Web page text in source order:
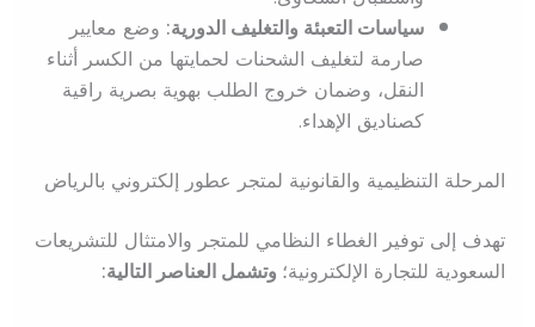
سياسات التعبئة والتغليف الدورية:وضع معايير
صارمة لتغليف الشحنات لحمايتها من الكسر أثناء
النقل، وضمان خروج الطلب بهوية بصرية راقية
كصناديق الإهداء.
المرحلة التنظيمية والقانونية لمتجر عطور إلكتروني بالرياض
تهدف إلى توفير الغطاء النظامي للمتجر والامتثال للتشريعات
السعودية للتجارة الإلكترونية؛وتشمل العناصر التالية: